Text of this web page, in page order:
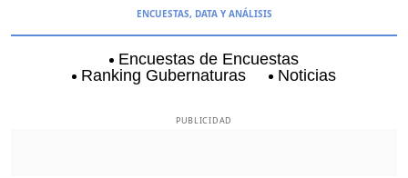
ENCUESTAS, DATA Y ANÁLISIS
Encuestas de Encuestas
Ranking Gubernaturas
Noticias
PUBLICIDAD